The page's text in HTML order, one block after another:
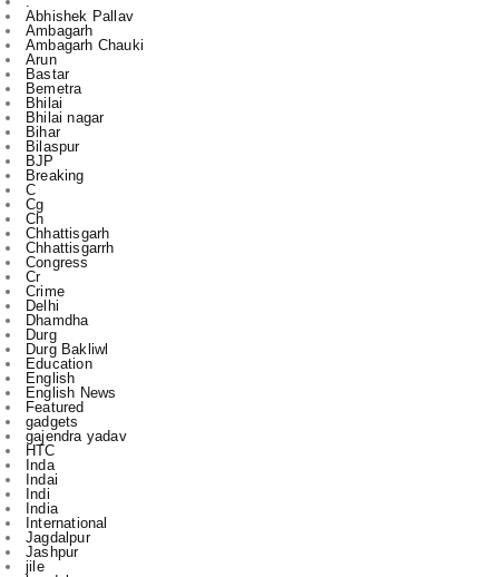
Bastar
Bemetra
Bhilai
Bhilai nagar
Bihar
Bilaspur
BJP
Breaking
C
Cg
Ch
Chhattisgarh
Chhattisgarrh
Congress
Cr
Crime
Delhi
Dhamdha
Durg
Durg Bakliwl
Education
English
English News
Featured
gadgets
gajendra yadav
HTC
Inda
Indai
Indi
India
International
Jagdalpur
Jashpur
jile
kasdol
Kawardha
l
m